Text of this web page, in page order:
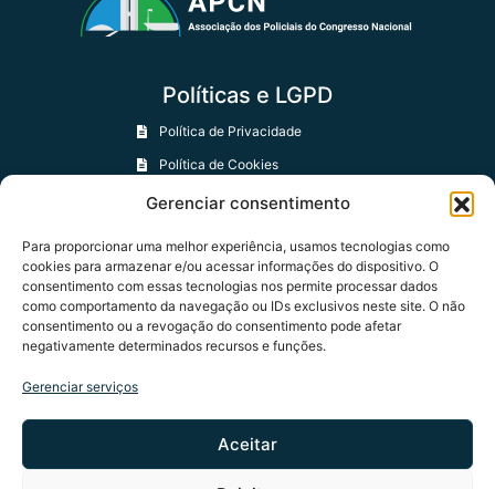
Gerenciar consentimento
Para proporcionar uma melhor experiência, usamos tecnologias como
cookies para armazenar e/ou acessar informações do dispositivo. O
consentimento com essas tecnologias nos permite processar dados
como comportamento da navegação ou IDs exclusivos neste site. O não
consentimento ou a revogação do consentimento pode afetar
negativamente determinados recursos e funções.
Gerenciar serviços
Aceitar
Políticas e LGPD
Política de Privacidade
Política de Cookies
Política de Trocas e Devoluções
Contatos
+55 61 97401-0594
contato@apcn.org.br
Formulário de Contato